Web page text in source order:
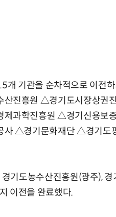
기관을 순차적으로 이전하
진흥원 △경기도시장상권
과학진흥원 △경기신용보
△경기문화재단 △경기도
기도농수산진흥원(광주),
이전을 완료했다.